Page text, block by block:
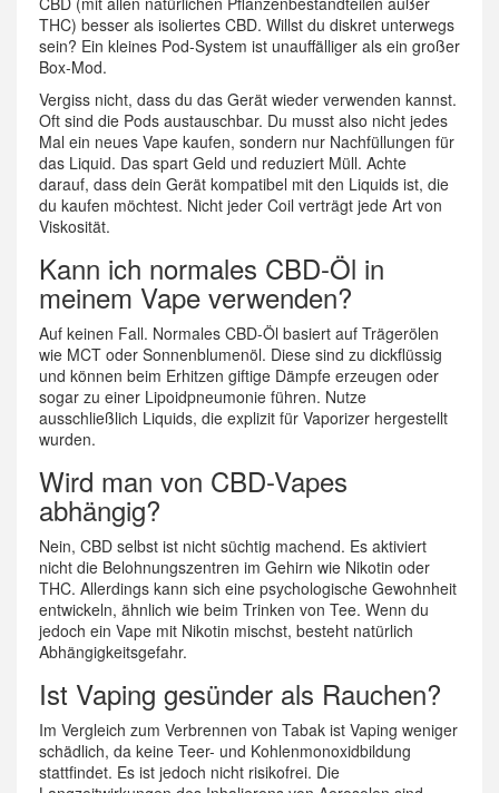
THC) besser als isoliertes CBD. Willst du diskret unterwegs
sein? Ein kleines Pod-System ist unauffälliger als ein großer
Box-Mod.
Vergiss nicht, dass du das Gerät wieder verwenden kannst.
Oft sind die Pods austauschbar. Du musst also nicht jedes
Mal ein neues Vape kaufen, sondern nur Nachfüllungen für
das Liquid. Das spart Geld und reduziert Müll. Achte
darauf, dass dein Gerät kompatibel mit den Liquids ist, die
du kaufen möchtest. Nicht jeder Coil verträgt jede Art von
Viskosität.
Kann ich normales CBD-Öl in
meinem Vape verwenden?
Auf keinen Fall. Normales CBD-Öl basiert auf Trägerölen
wie MCT oder Sonnenblumenöl. Diese sind zu dickflüssig
und können beim Erhitzen giftige Dämpfe erzeugen oder
sogar zu einer Lipoidpneumonie führen. Nutze
ausschließlich Liquids, die explizit für Vaporizer hergestellt
wurden.
Wird man von CBD-Vapes
abhängig?
Nein, CBD selbst ist nicht süchtig machend. Es aktiviert
nicht die Belohnungszentren im Gehirn wie Nikotin oder
THC. Allerdings kann sich eine psychologische Gewohnheit
entwickeln, ähnlich wie beim Trinken von Tee. Wenn du
jedoch ein Vape mit Nikotin mischst, besteht natürlich
Abhängigkeitsgefahr.
Ist Vaping gesünder als Rauchen?
Im Vergleich zum Verbrennen von Tabak ist Vaping weniger
schädlich, da keine Teer- und Kohlenmonoxidbildung
stattfindet. Es ist jedoch nicht risikofrei. Die